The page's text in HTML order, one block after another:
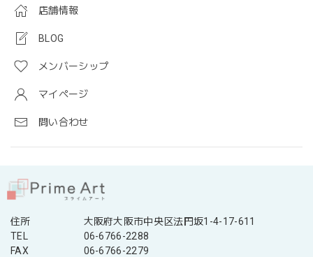
店舗情報
BLOG
メンバーシップ
マイページ
問い合わせ
住所
大阪府大阪市中央区法円坂1-4-17-611
TEL
06-6766-2288
FAX
06-6766-2279